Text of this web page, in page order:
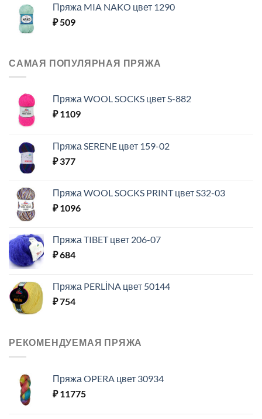
Пряжа MIA NAKO цвет 1290
₽509
САМАЯ ПОПУЛЯРНАЯ ПРЯЖА
Пряжа WOOL SOCKS цвет S-882
₽1109
Пряжа SERENE цвет 159-02
₽377
Пряжа WOOL SOCKS PRINT цвет S32-03
₽1096
Пряжа TIBET цвет 206-07
₽684
Пряжа PERLİNA цвет 50144
₽754
РЕКОМЕНДУЕМАЯ ПРЯЖА
Пряжа OPERA цвет 30934
₽11775